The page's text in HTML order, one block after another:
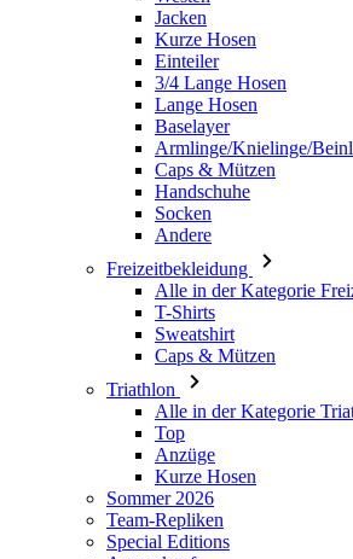
Baselayer
Armlinge/Knielinge/
Caps & Mützen
Handschuhe
Socken
Andere
Freizeitbekleidung
Alle in der Kategorie
T-Shirts
Sweatshirt
Caps & Mützen
Triathlon
Alle in der Kategorie
Top
Anzüge
Kurze Hosen
Sommer 2026
Team-Repliken
Special Editions
Ausverkauf
Geschenkgutscheine
Damen
Alle in der Kategorie Damen